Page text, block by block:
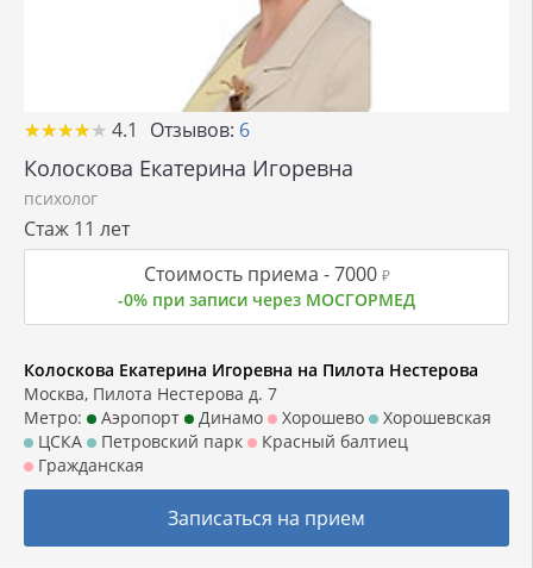
★★★★★
★★★★★ 4.1 Отзывов: 6
Колоскова Екатерина Игоревна
психолог
Стаж 11 лет
Стоимость приема -7000 ₽
-0% при записи через МОСГОРМЕД
Колоскова Екатерина Игоревна на Пилота Нестерова
Москва, Пилота Нестерова д. 7
Метро:
Аэропорт Динамо Хорошево
Хорошевская
ЦСКА
Петровский парк
Красный балтиец
Гражданская
Записаться на прием